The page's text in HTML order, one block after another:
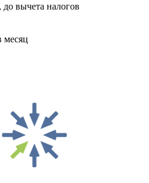
до вычета налогов
месяц